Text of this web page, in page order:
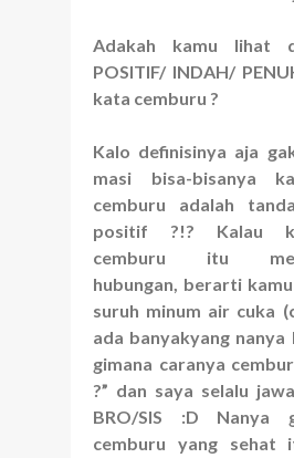
Adakah kamu lihat
POSITIF/ INDAH/
kata cemburu ?
Kalo definisinya aja
masi bisa-bisanya
cemburu adalah
positif ?!? Kalau
cemburu itu
hubungan, berarti
suruh minum air cuka
ada banyakyang nanya
gimana caranya
?” dan saya selalu
BRO/SIS :D Nanya
cemburu yang sehat